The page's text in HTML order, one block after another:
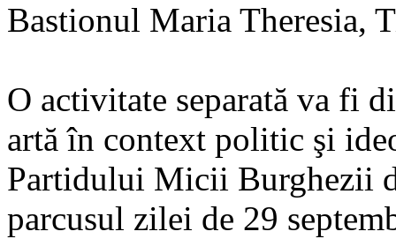
Bastionul Maria Theresia,
O activitate separată va fi
artă în context politic şi
Partidului Micii Burghezii
parcusul zilei de 29